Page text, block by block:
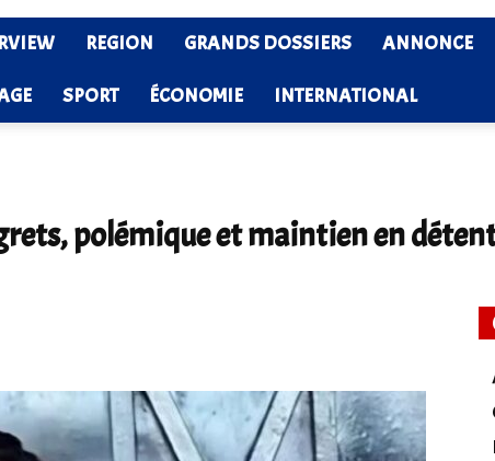
Ledenonciateur224
REGION GRANDS DOSSIERS ANNONCE
SPORT ÉCONOMIE INTERNATIONAL
polémique et maintien en